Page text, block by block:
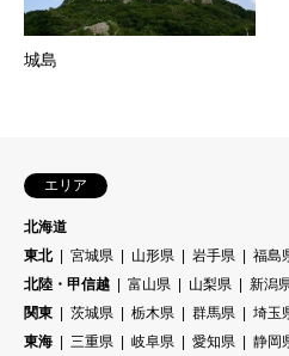
城島
エリア
北海道
東北
宮城県 山形県 岩手県 福島
北陸・甲信越
富山県 山梨県 新潟
関東
茨城県 栃木県 群馬県 埼玉
東海
三重県 岐阜県 愛知県
静岡